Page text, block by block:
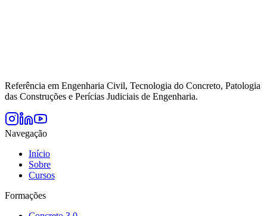
Referência em Engenharia Civil, Tecnologia do Concreto, Patologia
das Construções e Perícias Judiciais de Engenharia.
Navegação
Início
Sobre
Cursos
Formações